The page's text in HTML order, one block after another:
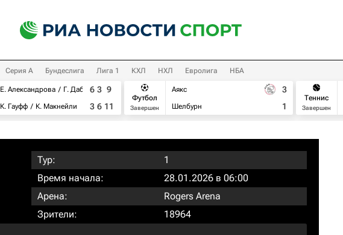
Серия А Бундеслига Лига 1 КХЛ НХЛ Евролига НБА
Е. Александрова
Г. Дабровски
К. Гауфф
К. Макнейли
6 3 9
3 6 11
Футбол
Завершен
Аякс
Шелбурн
3
1
Теннис
Завершен
Тур:
1
Время начала:
28.01.2026 в 06:00
Арена:
Rogers Arena
Зрители:
18964